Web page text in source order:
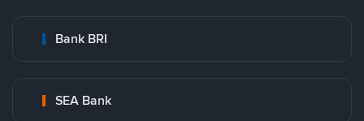
Bank BRI
SEA Bank